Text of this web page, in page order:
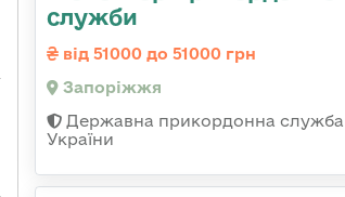
служби
від 51000 до 51000 грн
Запоріжжя
Державна прикордонна служба
України